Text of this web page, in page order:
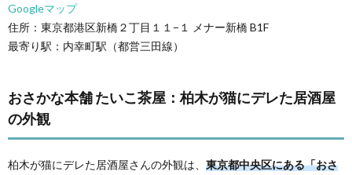
Googleマップ
住所：東京都港区新橋２丁目１１−１ メナー新橋 B1F
最寄り駅：内幸町駅（都営三田線）
おさかな本舗 たいこ茶屋：柏木が猫にデレた居酒屋
の外観
柏木が猫にデレた居酒屋さんの外観は、 東京都中央区にある「おさ